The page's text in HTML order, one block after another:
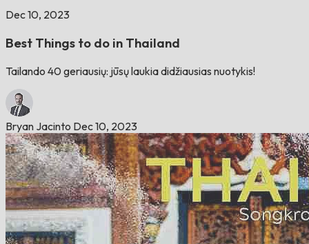
Dec 10, 2023
Best Things to do in Thailand
Tailando 40 geriausių: jūsų laukia didžiausias nuotykis!
Bryan Jacinto Dec 10, 2023